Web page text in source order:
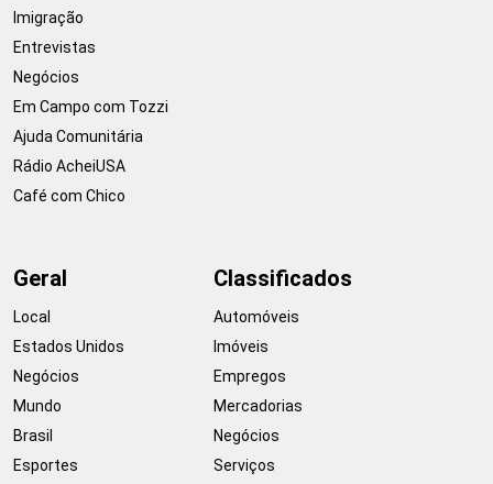
Imigração
Entrevistas
Negócios
Em Campo com Tozzi
Ajuda Comunitária
Rádio AcheiUSA
Café com Chico
Geral
Local
Estados Unidos
Negócios
Mundo
Brasil
Esportes
Classificados
Automóveis
Imóveis
Empregos
Mercadorias
Negócios
Serviços